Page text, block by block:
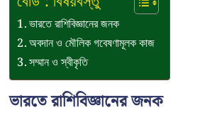
ভারতে রাশিবিজ্ঞানের জনক
অবদান ও মৌলিক গবেষণামূলক কাজ
সম্মান ও স্বীকৃতি
ভারতে রাশিবিজ্ঞানের জনক